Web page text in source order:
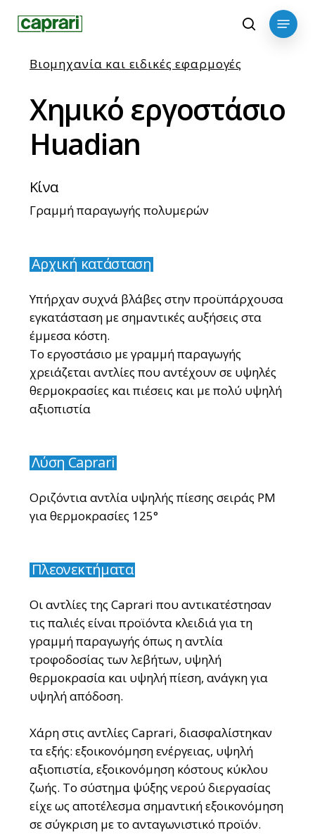
content
search
Menu
Βιομηχανία και ειδικές εφαρμογές
Χημικό εργοστάσιο
Huadian
Κίνα
Γραμμή παραγωγής πολυμερών
Αρχική κατάσταση
Υπήρχαν συχνά βλάβες στην προϋπάρχουσα
εγκατάσταση με σημαντικές αυξήσεις στα
έμμεσα κόστη.
Το εργοστάσιο με γραμμή παραγωγής
χρειάζεται αντλίες που αντέχουν σε υψηλές
θερμοκρασίες και πιέσεις και με πολύ υψηλή
αξιοπιστία
Λύση Caprari
Οριζόντια αντλία υψηλής πίεσης σειράς PM
για θερμοκρασίες 125°
Πλεονεκτήματα
Οι αντλίες της Caprari που αντικατέστησαν
τις παλιές είναι προϊόντα κλειδιά για τη
γραμμή παραγωγής όπως η αντλία
τροφοδοσίας των λεβήτων, υψηλή
θερμοκρασία και υψηλή πίεση, ανάγκη για
υψηλή απόδοση.
Χάρη στις αντλίες Caprari, διασφαλίστηκαν
τα εξής: εξοικονόμηση ενέργειας, υψηλή
αξιοπιστία, εξοικονόμηση κόστους κύκλου
ζωής. Το σύστημα ψύξης νερού διεργασίας
είχε ως αποτέλεσμα σημαντική εξοικονόμηση
σε σύγκριση με το ανταγωνιστικό προϊόν.